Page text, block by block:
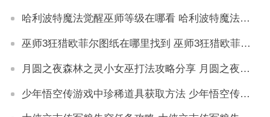
哈利波特魔法觉醒巫师等级在哪看 哈利波特魔法觉醒巫师等级怎么升
巫师3狂猎欧菲尔图纸在哪里找到 巫师3狂猎欧菲尔图纸怎么获得
月圆之夜森林之灵小女巫打法攻略分享 月圆之夜森林之灵小女巫怎么打
少年悟空传游戏中珍稀道具获取方法 少年悟空传游戏珍稀道具如何获取